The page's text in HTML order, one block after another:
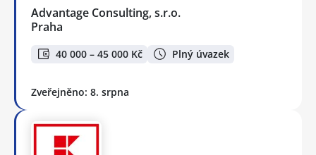
Advantage Consulting, s.r.o.
Praha
40 000 – 45 000 Kč Plný úvazek
Zveřejněno: 8. srpna